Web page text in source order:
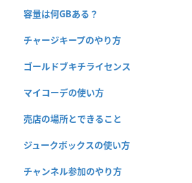
容量は何GBある？
チャージキープのやり方
ゴールドブキチライセンス
マイコーデの使い方
売店の場所とできること
ジュークボックスの使い方
チャンネル参加のやり方